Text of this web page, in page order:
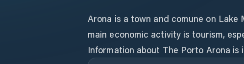
Arona is a town and comune on
main economic activity is tourism,
Information about The Porto Arona